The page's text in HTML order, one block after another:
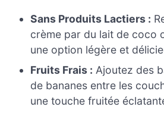
Sans Produits Lactiers :
crème par du lait de coco
une option légère et
Fruits Frais : Ajoutez des
de bananes entre les
une touche fruitée